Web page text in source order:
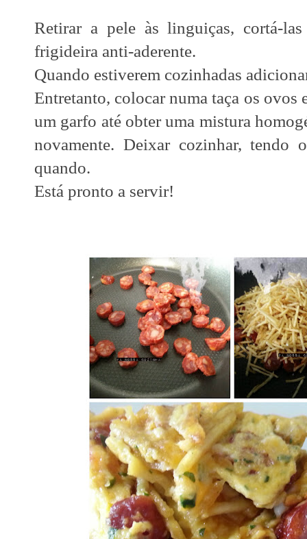
Retirar a pele às linguiças, cortá-
frigideira anti-aderente.
Quando estiverem cozinhadas
Entretanto, colocar numa taça os ovos
um garfo até obter uma mistura
novamente. Deixar cozinhar,
quando.
Está pronto a servir!